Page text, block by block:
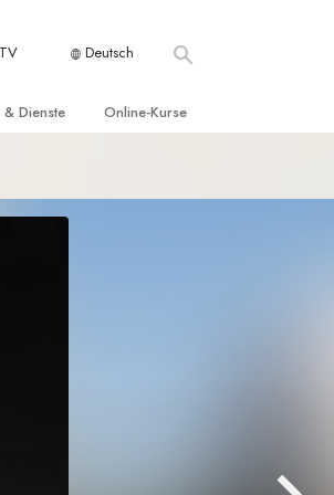
Deutsch
Dienste Online-Kurse
des Daseins